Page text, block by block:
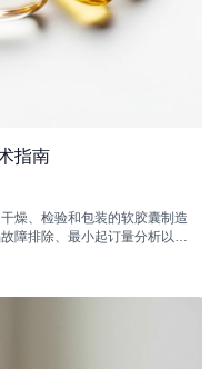
指南
燥、检验和包装的软胶囊制造
障排除、最小起订量分析以及